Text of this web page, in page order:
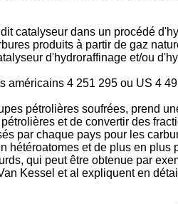
catalyseur dans un procédé
produits à partir de gaz
d'hydroraffinage et/ou
4 251 295 ou US 4
pétrolières soufrées, prend
et de convertir des
par chaque pays pour les
hétéroatomes et de plus en
qui peut être obtenue par
Kessel et al expliquent en